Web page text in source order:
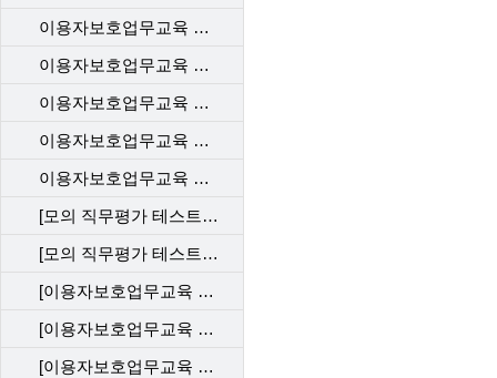
이용자보호업무교육 사후관리 직무평가 202212_SKT
이용자보호업무교육 사후관리 직무평가 202212_KT
이용자보호업무교육 사후관리 직무평가 202212_LGU+
이용자보호업무교육 사후관리 직무평가 202206_SKT
이용자보호업무교육 사후관리 직무평가 202206_KT
[모의 직무평가 테스트 202204_SKT]
[모의 직무평가 테스트202204_KT]
[이용자보호업무교육 사후관리 직무평가 202204_SKT]
[이용자보호업무교육 사후관리 직무평가 202204_KT]
[이용자보호업무교육 사후관리 직무평가 202202_SKT]